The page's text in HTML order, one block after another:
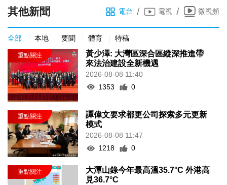
其他新聞 電台 / 電視 / 微視頻
全部 本地 要聞 體育 特稿
黃少澤: 大灣區深合區縱深推進帶
來法治建設全新機遇
2026-08-08 11:40
1353
0
譚偉文要求都更公司探索多元更新
模式
2026-08-08 11:47
1218
0
大潭山錄今年最高溫35.7°C 外港高
見36.7°C